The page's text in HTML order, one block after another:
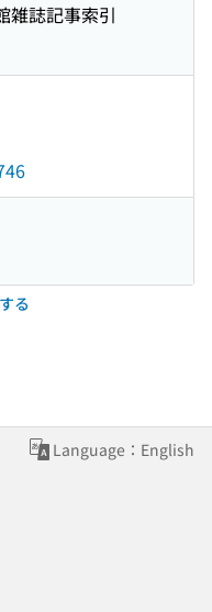
雑誌記事索引
る
Language：English